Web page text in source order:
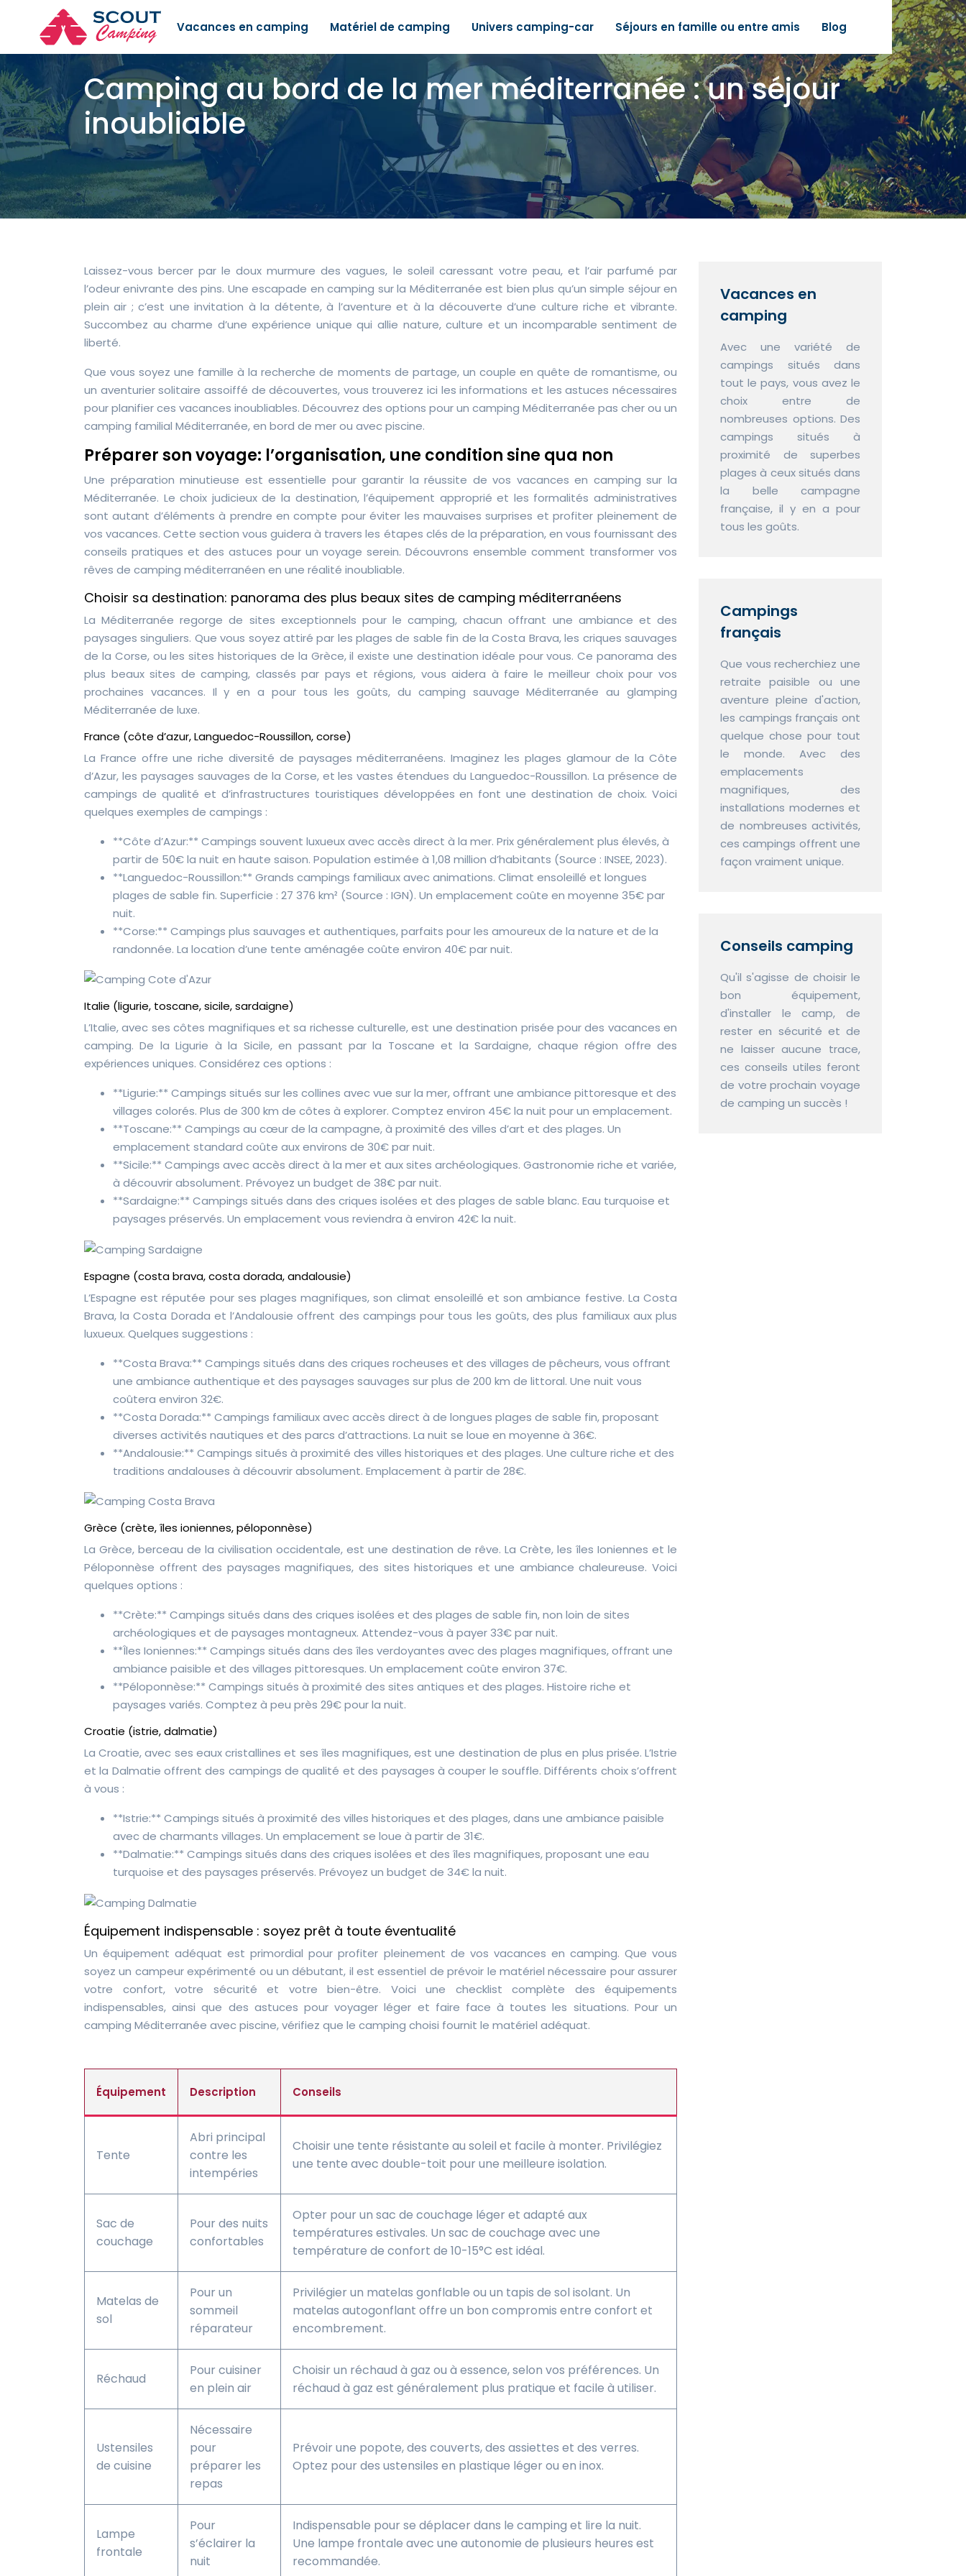
Vacances en camping Matériel de camping Univers camping-car Séjours en famille ou entre amis Blog
Camping au bord de la mer méditerranée : un séjour
inoubliable
Laissez-vous bercer par le doux murmure des vagues, le soleil caressant votre peau, et l’air parfumé par
l’odeur enivrante des pins. Une escapade en camping sur la Méditerranée est bien plus qu’un simple séjour en
plein air ; c’est une invitation à la détente, à l’aventure et à la découverte d’une culture riche et vibrante.
Succombez au charme d’une expérience unique qui allie nature, culture et un incomparable sentiment de
liberté.
Que vous soyez une famille à la recherche de moments de partage, un couple en quête de romantisme, ou
un aventurier solitaire assoiffé de découvertes, vous trouverez ici les informations et les astuces nécessaires
pour planifier ces vacances inoubliables. Découvrez des options pour un camping Méditerranée pas cher ou un
camping familial Méditerranée, en bord de mer ou avec piscine.
Préparer son voyage: l’organisation, une condition sine qua non
Une préparation minutieuse est essentielle pour garantir la réussite de vos vacances en camping sur la
Méditerranée. Le choix judicieux de la destination, l’équipement approprié et les formalités administratives
sont autant d’éléments à prendre en compte pour éviter les mauvaises surprises et profiter pleinement de
vos vacances. Cette section vous guidera à travers les étapes clés de la préparation, en vous fournissant des
conseils pratiques et des astuces pour un voyage serein. Découvrons ensemble comment transformer vos
rêves de camping méditerranéen en une réalité inoubliable.
Choisir sa destination: panorama des plus beaux sites de camping méditerranéens
La Méditerranée regorge de sites exceptionnels pour le camping, chacun offrant une ambiance et des
paysages singuliers. Que vous soyez attiré par les plages de sable fin de la Costa Brava, les criques sauvages
de la Corse, ou les sites historiques de la Grèce, il existe une destination idéale pour vous. Ce panorama des
plus beaux sites de camping, classés par pays et régions, vous aidera à faire le meilleur choix pour vos
prochaines vacances. Il y en a pour tous les goûts, du camping sauvage Méditerranée au glamping
Méditerranée de luxe.
France (côte d’azur, Languedoc-Roussillon, corse)
La France offre une riche diversité de paysages méditerranéens. Imaginez les plages glamour de la Côte
d’Azur, les paysages sauvages de la Corse, et les vastes étendues du Languedoc-Roussillon. La présence de
campings de qualité et d’infrastructures touristiques développées en font une destination de choix. Voici
quelques exemples de campings :
**Côte d’Azur:** Campings souvent luxueux avec accès direct à la mer. Prix généralement plus élevés, à
partir de 50€ la nuit en haute saison. Population estimée à 1,08 million d’habitants (Source : INSEE, 2023).
**Languedoc-Roussillon:** Grands campings familiaux avec animations. Climat ensoleillé et longues
plages de sable fin. Superficie : 27 376 km² (Source : IGN). Un emplacement coûte en moyenne 35€ par
nuit.
**Corse:** Campings plus sauvages et authentiques, parfaits pour les amoureux de la nature et de la
randonnée. La location d’une tente aménagée coûte environ 40€ par nuit.
Italie (ligurie, toscane, sicile, sardaigne)
L’Italie, avec ses côtes magnifiques et sa richesse culturelle, est une destination prisée pour des vacances en
camping. De la Ligurie à la Sicile, en passant par la Toscane et la Sardaigne, chaque région offre des
expériences uniques. Considérez ces options :
**Ligurie:** Campings situés sur les collines avec vue sur la mer, offrant une ambiance pittoresque et des
villages colorés. Plus de 300 km de côtes à explorer. Comptez environ 45€ la nuit pour un emplacement.
**Toscane:** Campings au cœur de la campagne, à proximité des villes d’art et des plages. Un
emplacement standard coûte aux environs de 30€ par nuit.
**Sicile:** Campings avec accès direct à la mer et aux sites archéologiques. Gastronomie riche et variée,
à découvrir absolument. Prévoyez un budget de 38€ par nuit.
**Sardaigne:** Campings situés dans des criques isolées et des plages de sable blanc. Eau turquoise et
paysages préservés. Un emplacement vous reviendra à environ 42€ la nuit.
Espagne (costa brava, costa dorada, andalousie)
L’Espagne est réputée pour ses plages magnifiques, son climat ensoleillé et son ambiance festive. La Costa
Brava, la Costa Dorada et l’Andalousie offrent des campings pour tous les goûts, des plus familiaux aux plus
luxueux. Quelques suggestions :
**Costa Brava:** Campings situés dans des criques rocheuses et des villages de pêcheurs, vous offrant
une ambiance authentique et des paysages sauvages sur plus de 200 km de littoral. Une nuit vous
coûtera environ 32€.
**Costa Dorada:** Campings familiaux avec accès direct à de longues plages de sable fin, proposant
diverses activités nautiques et des parcs d’attractions. La nuit se loue en moyenne à 36€.
**Andalousie:** Campings situés à proximité des villes historiques et des plages. Une culture riche et des
traditions andalouses à découvrir absolument. Emplacement à partir de 28€.
Grèce (crète, îles ioniennes, péloponnèse)
La Grèce, berceau de la civilisation occidentale, est une destination de rêve. La Crète, les îles Ioniennes et le
Péloponnèse offrent des paysages magnifiques, des sites historiques et une ambiance chaleureuse. Voici
quelques options :
**Crète:** Campings situés dans des criques isolées et des plages de sable fin, non loin de sites
archéologiques et de paysages montagneux. Attendez-vous à payer 33€ par nuit.
**Îles Ioniennes:** Campings situés dans des îles verdoyantes avec des plages magnifiques, offrant une
ambiance paisible et des villages pittoresques. Un emplacement coûte environ 37€.
**Péloponnèse:** Campings situés à proximité des sites antiques et des plages. Histoire riche et
paysages variés. Comptez à peu près 29€ pour la nuit.
Croatie (istrie, dalmatie)
La Croatie, avec ses eaux cristallines et ses îles magnifiques, est une destination de plus en plus prisée. L’Istrie
et la Dalmatie offrent des campings de qualité et des paysages à couper le souffle. Différents choix s’offrent
à vous :
**Istrie:** Campings situés à proximité des villes historiques et des plages, dans une ambiance paisible
avec de charmants villages. Un emplacement se loue à partir de 31€.
**Dalmatie:** Campings situés dans des criques isolées et des îles magnifiques, proposant une eau
turquoise et des paysages préservés. Prévoyez un budget de 34€ la nuit.
Équipement indispensable : soyez prêt à toute éventualité
Un équipement adéquat est primordial pour profiter pleinement de vos vacances en camping. Que vous
soyez un campeur expérimenté ou un débutant, il est essentiel de prévoir le matériel nécessaire pour assurer
votre confort, votre sécurité et votre bien-être. Voici une checklist complète des équipements
indispensables, ainsi que des astuces pour voyager léger et faire face à toutes les situations. Pour un
camping Méditerranée avec piscine, vérifiez que le camping choisi fournit le matériel adéquat.
Équipement Description Conseils
Tente
Abri principal
contre les
intempéries
Choisir une tente résistante au soleil et facile à monter. Privilégiez
une tente avec double-toit pour une meilleure isolation.
Sac de
couchage
Pour des nuits
confortables
Opter pour un sac de couchage léger et adapté aux
températures estivales. Un sac de couchage avec une
température de confort de 10-15°C est idéal.
Matelas de
sol
Pour un
sommeil
réparateur
Privilégier un matelas gonflable ou un tapis de sol isolant. Un
matelas autogonflant offre un bon compromis entre confort et
encombrement.
Réchaud
Pour cuisiner
en plein air
Choisir un réchaud à gaz ou à essence, selon vos préférences. Un
réchaud à gaz est généralement plus pratique et facile à utiliser.
Ustensiles
de cuisine
Nécessaire
pour
préparer les
repas
Prévoir une popote, des couverts, des assiettes et des verres.
Optez pour des ustensiles en plastique léger ou en inox.
Lampe
frontale
Pour
s’éclairer la
nuit
Indispensable pour se déplacer dans le camping et lire la nuit.
Une lampe frontale avec une autonomie de plusieurs heures est
recommandée.
Vacances en
camping
Avec une variété de
campings situés dans
tout le pays, vous avez le
choix entre de
nombreuses options. Des
campings situés à
proximité de superbes
plages à ceux situés dans
la belle campagne
française, il y en a pour
tous les goûts.
Campings
français
Que vous recherchiez une
retraite paisible ou une
aventure pleine d'action,
les campings français ont
quelque chose pour tout
le monde. Avec des
emplacements
magnifiques, des
installations modernes et
de nombreuses activités,
ces campings offrent une
façon vraiment unique.
Conseils camping
Qu'il s'agisse de choisir le
bon équipement,
d'installer le camp, de
rester en sécurité et de
ne laisser aucune trace,
ces conseils utiles feront
de votre prochain voyage
de camping un succès !